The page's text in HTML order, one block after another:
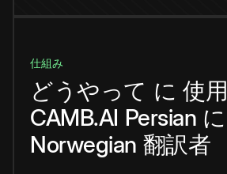
仕組み
どうやって に 使用
CAMB.AI Persian に
Norwegian 翻訳者